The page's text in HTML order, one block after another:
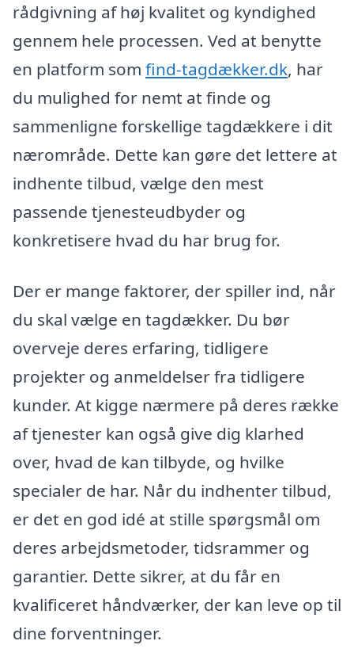
rådgivning af høj kvalitet og kyndighed
gennem hele processen. Ved at benytte
en platform som find-tagdækker.dk, har
du mulighed for nemt at finde og
sammenligne forskellige tagdækkere i dit
nærområde. Dette kan gøre det lettere at
indhente tilbud, vælge den mest
passende tjenesteudbyder og
konkretisere hvad du har brug for.
Der er mange faktorer, der spiller ind, når
du skal vælge en tagdækker. Du bør
overveje deres erfaring, tidligere
projekter og anmeldelser fra tidligere
kunder. At kigge nærmere på deres række
af tjenester kan også give dig klarhed
over, hvad de kan tilbyde, og hvilke
specialer de har. Når du indhenter tilbud,
er det en god idé at stille spørgsmål om
deres arbejdsmetoder, tidsrammer og
garantier. Dette sikrer, at du får en
kvalificeret håndværker, der kan leve op til
dine forventninger.